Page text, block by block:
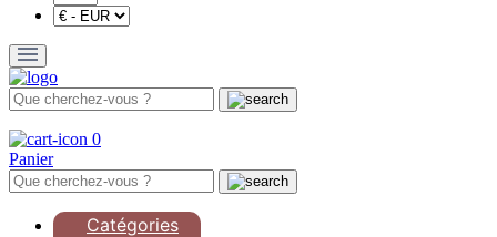
0
Panier
Catégories